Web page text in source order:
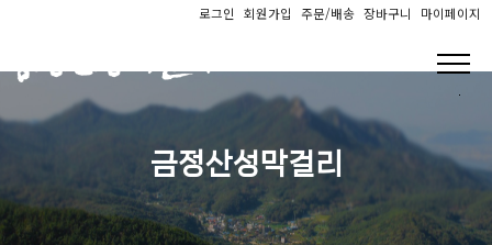
로그인 회원가입 주문/배송 장바구니 마이페이지
금정산성막걸리